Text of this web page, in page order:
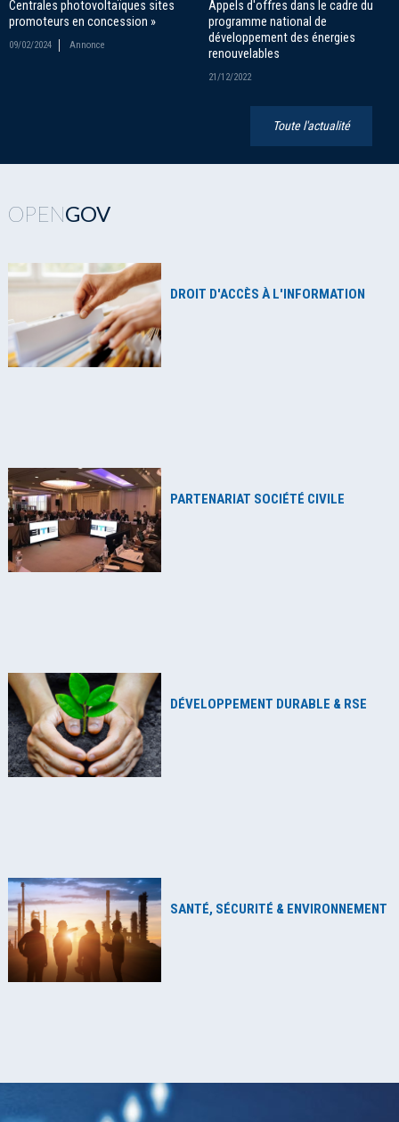
Centrales photovoltaïques sites
promoteurs en concession »
09/02/2024 Annonce
Appels d'offres dans le cadre du
programme national de
développement des énergies
renouvelables
21/12/2022
Toute l'actualité
OPENGOV
DROIT D'ACCÈS À L'INFORMATION
PARTENARIAT SOCIÉTÉ CIVILE
DÉVELOPPEMENT DURABLE & RSE
SANTÉ, SÉCURITÉ & ENVIRONNEMENT